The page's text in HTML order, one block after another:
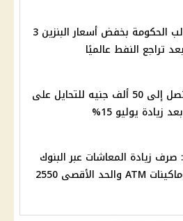
نائب يطالب الحكومة بخفض أسعار البنزين 3
تراجع النفط عالميًا
عقوبات تصل إلى 50 ألف جنيه للتحايل على
زيادة يوليو 15%
صرف زيادة المعاشات عبر البنوك
والبريد وماكينات ATM والحد الأقصى 2550